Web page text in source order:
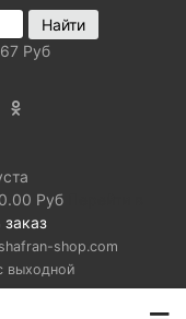
Руб
0.00 Руб
shop.com
выходной